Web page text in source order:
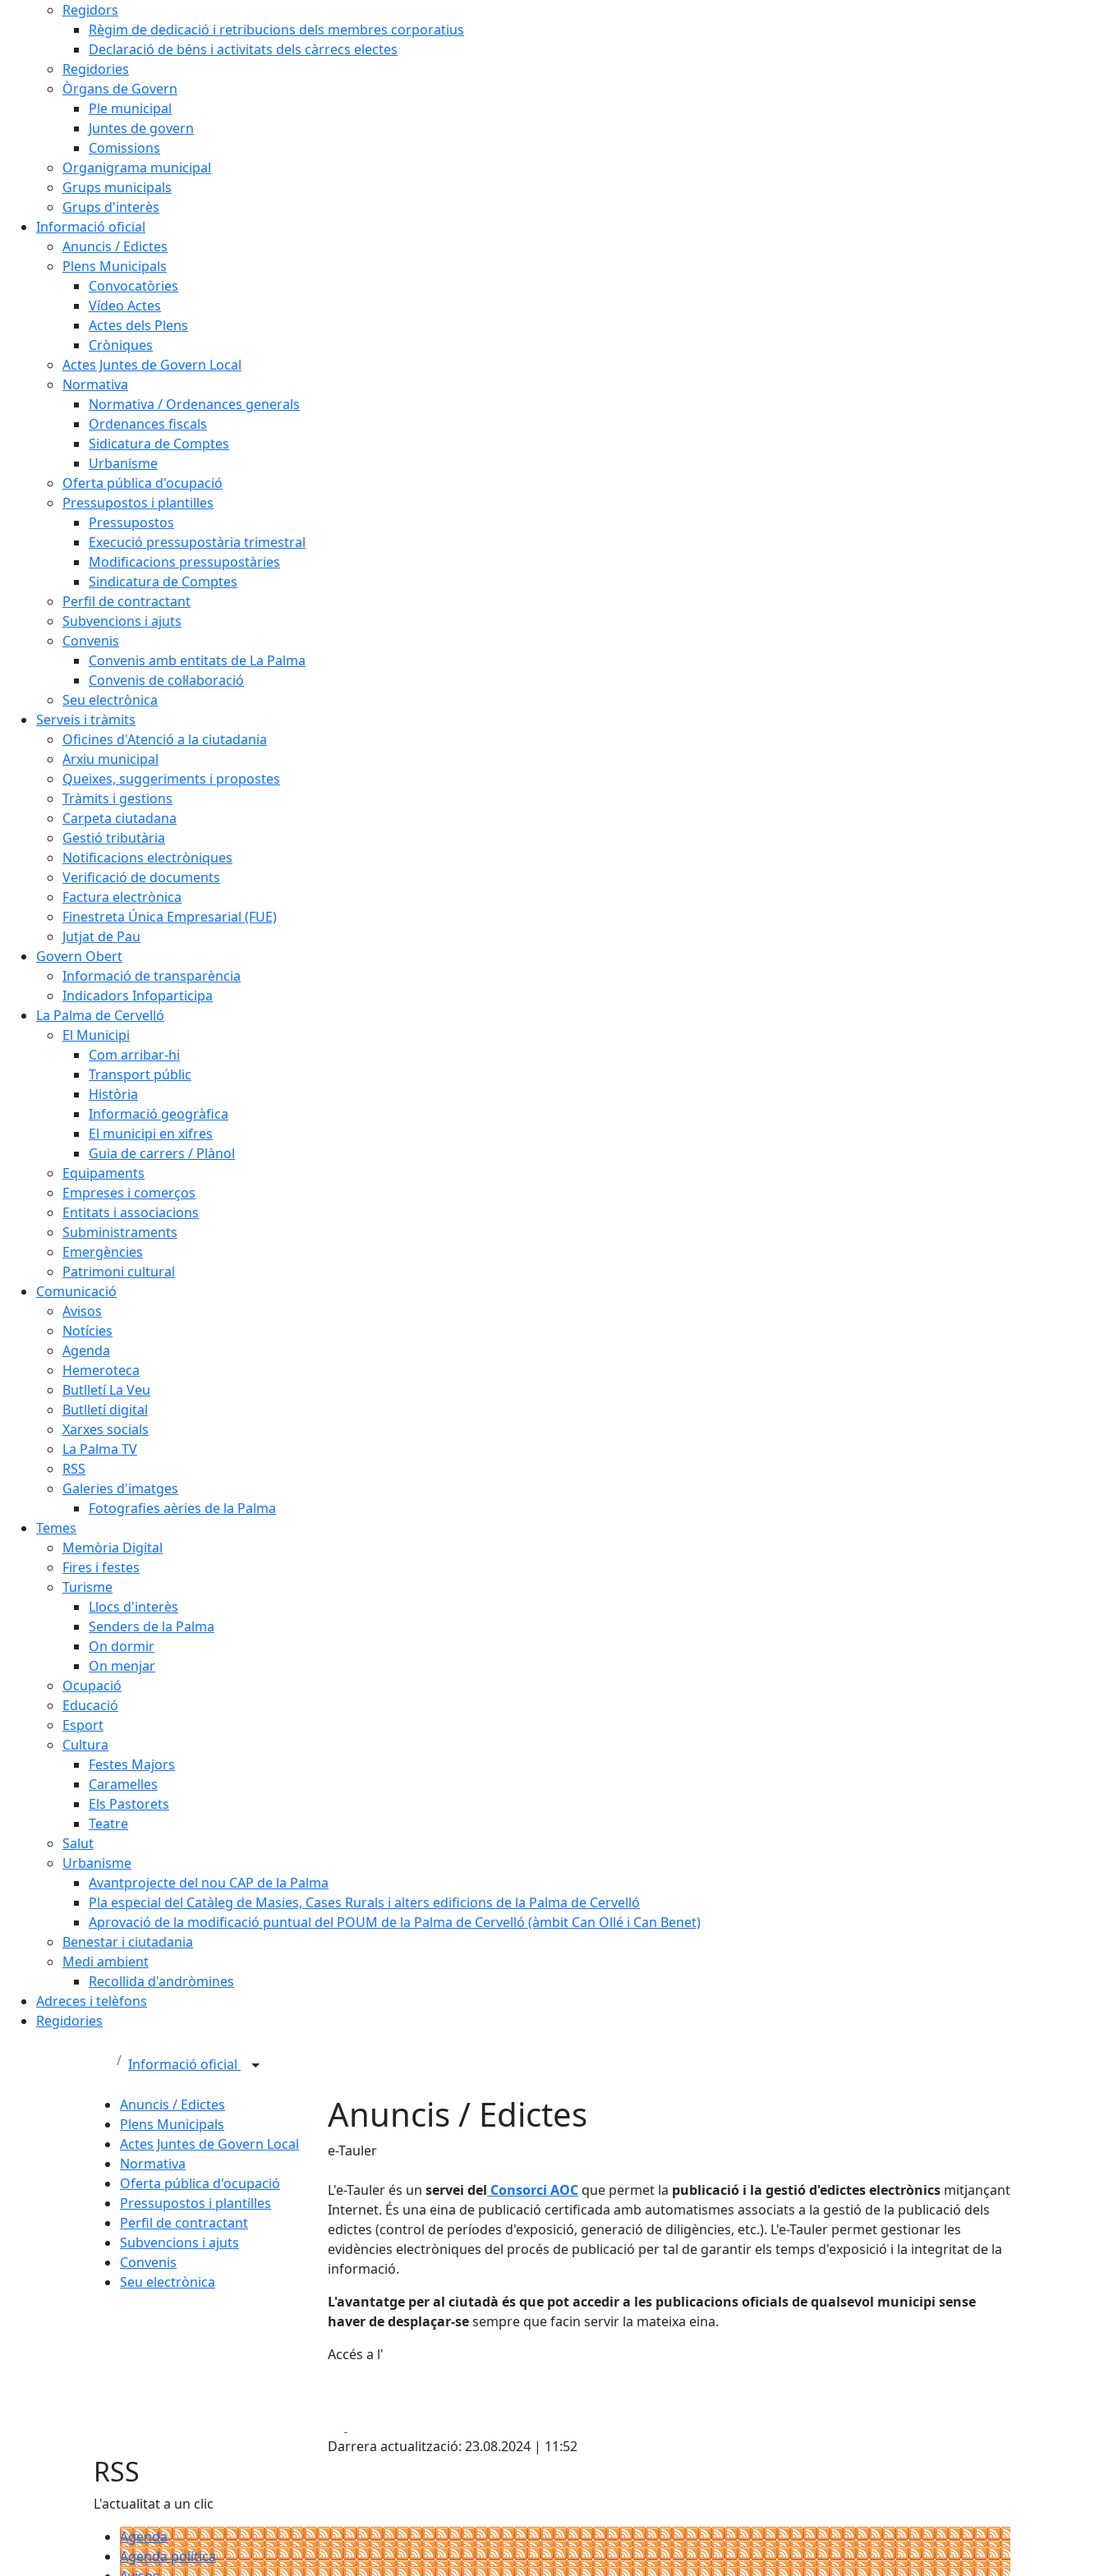
Regidors
Règim de dedicació i retribucions dels membres corporatius
Declaració de béns i activitats dels càrrecs electes
Regidories
Òrgans de Govern
Ple municipal
Juntes de govern
Comissions
Organigrama municipal
Grups municipals
Grups d'interès
Informació oficial
Anuncis / Edictes
Plens Municipals
Convocatòries
Vídeo Actes
Actes dels Plens
Cròniques
Actes Juntes de Govern Local
Normativa
Normativa / Ordenances generals
Ordenances fiscals
Sidicatura de Comptes
Urbanisme
Oferta pública d'ocupació
Pressupostos i plantilles
Pressupostos
Execució pressupostària trimestral
Modificacions pressupostàries
Sindicatura de Comptes
Perfil de contractant
Subvencions i ajuts
Convenis
Convenis amb entitats de La Palma
Convenis de col·laboració
Seu electrònica
Serveis i tràmits
Oficines d'Atenció a la ciutadania
Arxiu municipal
Queixes, suggeriments i propostes
Tràmits i gestions
Carpeta ciutadana
Gestió tributària
Notificacions electròniques
Verificació de documents
Factura electrònica
Finestreta Única Empresarial (FUE)
Jutjat de Pau
Govern Obert
Informació de transparència
Indicadors Infoparticipa
La Palma de Cervelló
El Municipi
Com arribar-hi
Transport públic
Història
Informació geogràfica
El municipi en xifres
Guia de carrers / Plànol
Equipaments
Empreses i comerços
Entitats i associacions
Subministraments
Emergències
Patrimoni cultural
Comunicació
Avisos
Notícies
Agenda
Hemeroteca
Butlletí La Veu
Butlletí digital
Xarxes socials
La Palma TV
RSS
Galeries d'imatges
Fotografies aèries de la Palma
Temes
Memòria Digital
Fires i festes
Turisme
Llocs d'interès
Senders de la Palma
On dormir
On menjar
Ocupació
Educació
Esport
Cultura
Festes Majors
Caramelles
Els Pastorets
Teatre
Salut
Urbanisme
Avantprojecte del nou CAP de la Palma
Pla especial del Catàleg de Masies, Cases Rurals i alters edificions de la Palma de Cervelló
Aprovació de la modificació puntual del POUM de la Palma de Cervelló (àmbit Can Ollé i Can Benet)
Benestar i ciutadania
Medi ambient
Recollida d'andròmines
Adreces i telèfons
Regidories
Informació oficial
Anuncis / Edictes
Plens Municipals
Actes Juntes de Govern Local
Normativa
Oferta pública d'ocupació
Pressupostos i plantilles
Perfil de contractant
Subvencions i ajuts
Convenis
Seu electrònica
Anuncis / Edictes
e-Tauler
L'e-Tauler és un servei del Consorci AOCque permet la publicació i la gestió d'edictes electrònics mitjançant
Internet. És una eina de publicació certificada amb automatismes associats a la gestió de la publicació dels
edictes (control de períodes d'exposició, generació de diligències, etc.). L'e-Tauler permet gestionar les
evidències electròniques del procés de publicació per tal de garantir els temps d'exposició i la integritat de la
informació.
L'avantatge per al ciutadà és que pot accedir a les publicacions oficials de qualsevol municipi sense
haver de desplaçar-sesempre que facin servir la mateixa eina.
Accés a l'
Darrera actualització: 23.08.2024 | 11:52
RSS
L'actualitat a un clic
Agenda
Agenda política